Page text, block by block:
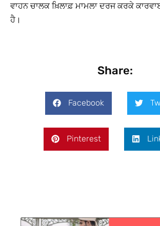
ਵਾਹਨ ਚਾਲਕ ਖ਼ਿਲਾਫ਼ ਮਾਮਲਾ ਦਰਜ ਕਰਕੇ
ਹੈ।
Share:
Facebook
Pinterest